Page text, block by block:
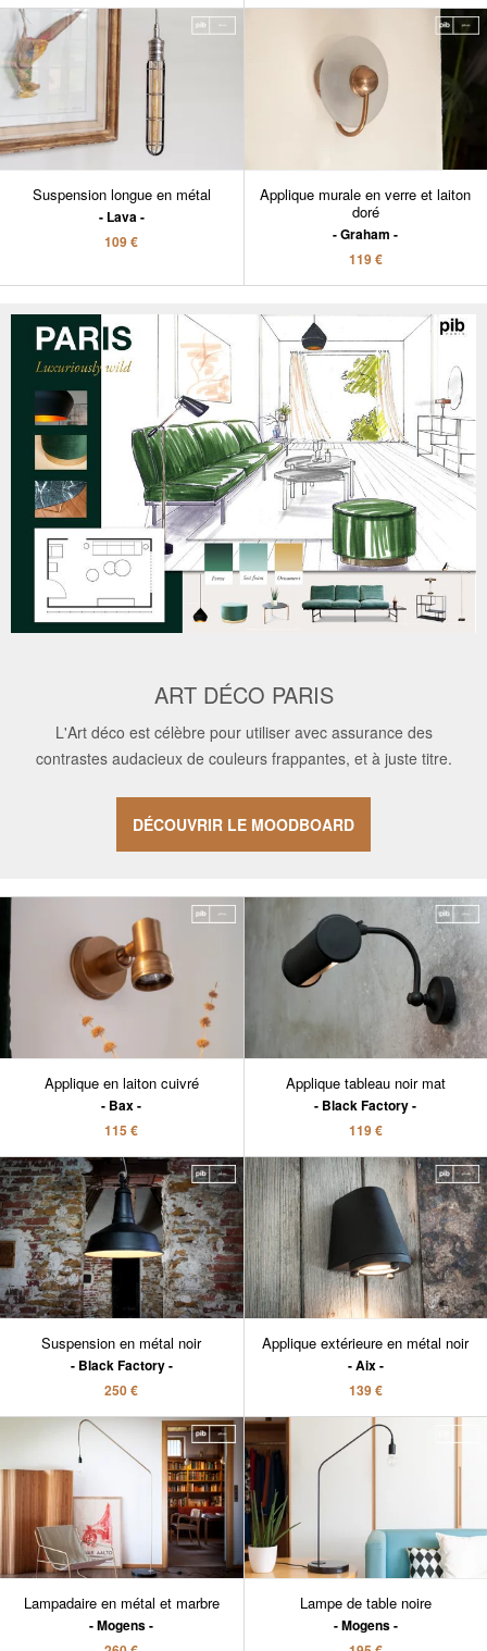
Suspension longue en métal
Lava
109 €
Applique murale en verre et laiton
doré
Graham
119 €
ART DÉCO PARIS
L'Art déco est célèbre pour utiliser avec assurance des
contrastes audacieux de couleurs frappantes, et à juste titre.
DÉCOUVRIR LE MOODBOARD
Applique en laiton cuivré
Bax
115 €
Applique tableau noir mat
Black Factory
119 €
Suspension en métal noir
Black Factory
250 €
Applique extérieure en métal noir
Aix
139 €
Lampadaire en métal et marbre
Mogens
Lampe de table noire
Mogens